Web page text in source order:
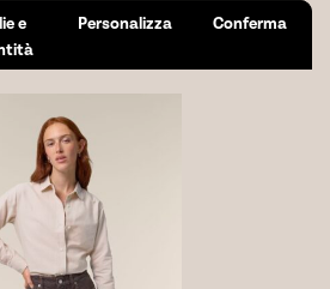
e
Personalizza Conferma